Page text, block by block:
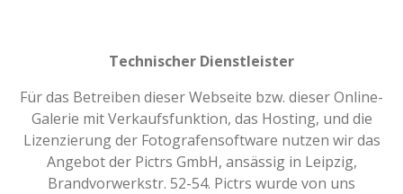
Technischer Dienstleister
Für das Betreiben dieser Webseite bzw. dieser Online-
Galerie mit Verkaufsfunktion, das Hosting, und die
Lizenzierung der Fotografensoftware nutzen wir das
Angebot der Pictrs GmbH, ansässig in Leipzig,
Brandvorwerkstr. 52-54. Pictrs wurde von uns